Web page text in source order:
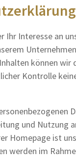
Ihr Interesse an
können wir
Kontrolle
und Nutzung
Homepage ist
werden im